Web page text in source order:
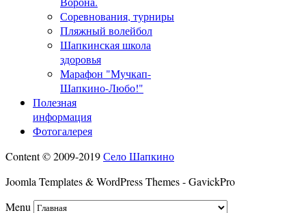
Соревнования, турниры
Пляжный волейбол
Шапкинская школа
здоровья
Марафон "Мучкап-
Шапкино-Любо!"
Полезная
информация
Фотогалерея
Content © 2009-2019Село Шапкино
Joomla Templates & WordPress Themes - GavickPro
Menu